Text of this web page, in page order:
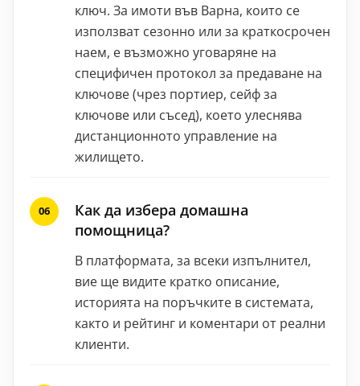
ключ. За имоти във Варна, които се
използват сезонно или за краткосрочен
наем, е възможно уговаряне на
специфичен протокол за предаване на
ключове (чрез портиер, сейф за
ключове или съсед), което улеснява
дистанционното управление на
жилището.
Как да избера домашна
помощница?
В платформата, за всеки изпълнител,
вие ще видите кратко описание,
историята на поръчките в системата,
както и рейтинг и коментари от реални
клиенти.